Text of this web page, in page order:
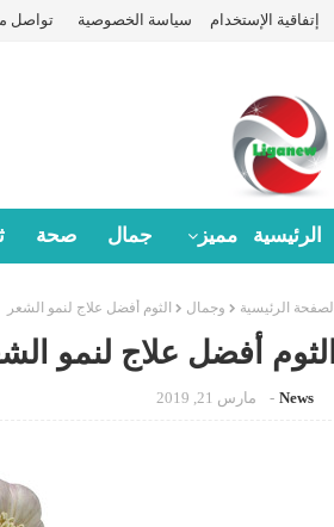
إتفاقية الإستخدام سياسة الخصوصية تواصل
الرئيسية مميز جمال صحة
الصفحة الرئيسية وجمال الثوم أفضل علاج لنمو الشعر
الثوم أفضل علاج لنمو
News مارس 21, 2019